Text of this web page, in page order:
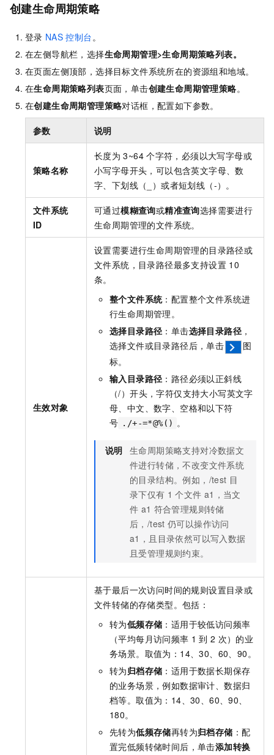
创建生命周期策略
登录 NAS 控制台。
在左侧导航栏，选择生命周期管理>生命周期策略列表。
在页面左侧顶部，选择目标文件系统所在的资源组和地域。
在生命周期策略列表页面，单击创建生命周期管理策略。
在创建生命周期管理策略对话框，配置如下参数。
参数 说明
策略名称
长度为 3~64 个字符，必须以大写字母或
小写字母开头，可以包含英文字母、数
字、下划线（_）或者短划线（-）。
文件系统
ID
可通过模糊查询或精准查询选择需要进行
生命周期管理的文件系统。
生效对象
设置需要进行生命周期管理的目录路径或
文件系统，目录路径最多支持设置 10
条。
整个文件系统：配置整个文件系统进
行生命周期管理。
选择目录路径 ：单击选择目录路径 ，
选择文件或目录路径后，单击
图
标。
输入目录路径 ：路径必须以正斜线
（/）开头，字符仅支持大小写英文字
母、中文、数字、空格和以下符
号 ./+-=*@%() 。
说明 生命周期策略支持对冷数据文
件进行转储，不改变文件系统
的目录结构。例如， /test 目
录下仅有 1 个文件 a1，当文
件 a1 符合管理规则转储
后， /test 仍可以操作访问
a1，且目录依然可以写入数据
且受管理规则约束。
基于最后一次访问时间的规则设置目录或
文件转储的存储类型。包括：
转为低频存储 ：适用于较低访问频率
（平均每月访问频率 1 到 2 次）的业
务场景。取值为：14、30、60、90。
转为归档存储 ：适用于数据长期保存
的业务场景，例如数据审计、数据归
档等。取值为：14、30、60、90、
180。
先转为低频存储再转为归档存储 ：配
置完低频转储时间后，单击添加转换